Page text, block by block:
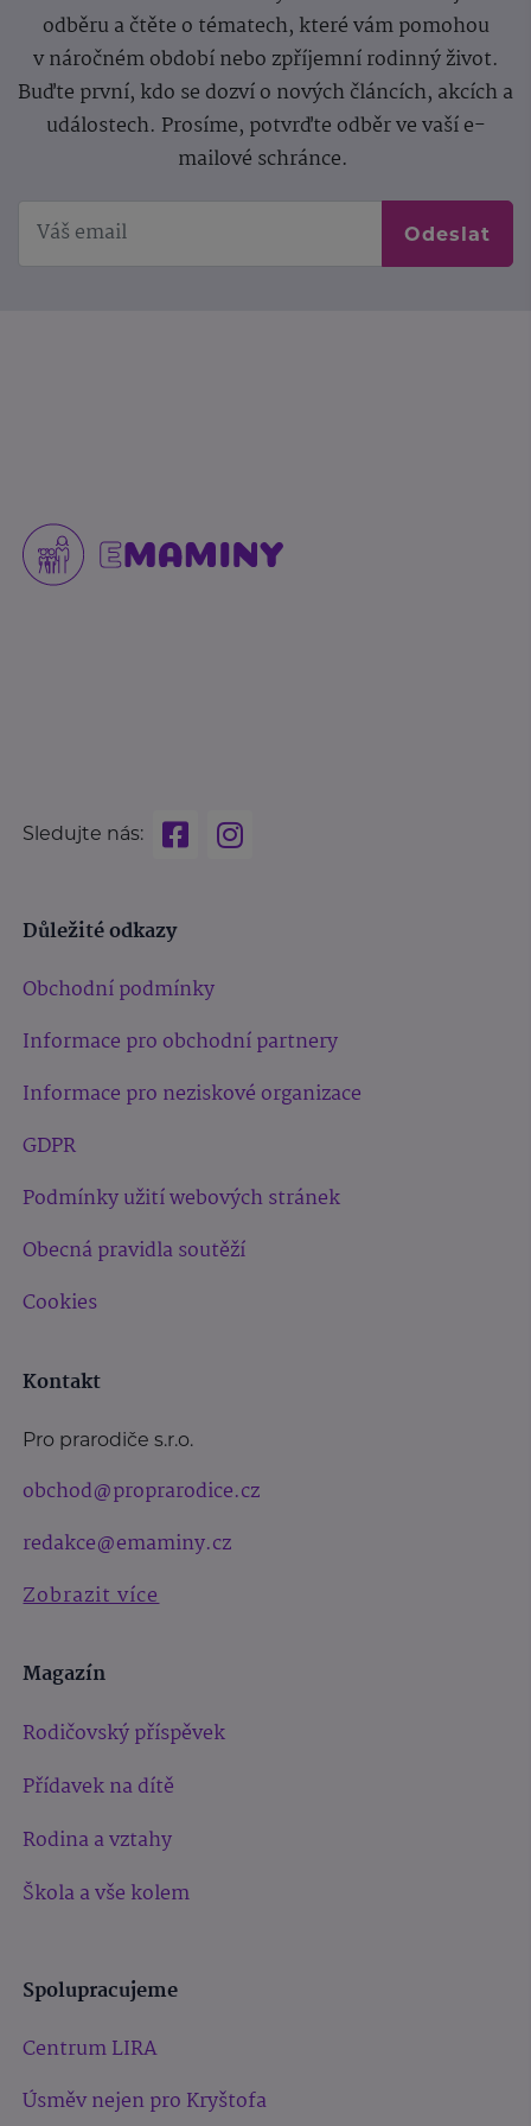
odběru a čtěte o tématech, které vám pomohou
v náročném období nebo zpříjemní rodinný život.
Buďte první, kdo se dozví o nových článcích, akcích a
událostech. Prosíme, potvrďte odběr ve vaší e-
mailové schránce.
Odeslat
Sledujte nás:
Důležité odkazy
Obchodní podmínky
Informace pro obchodní partnery
Informace pro neziskové organizace
GDPR
Podmínky užití webových stránek
Obecná pravidla soutěží
Cookies
Kontakt
Pro prarodiče s.r.o.
obchod@proprarodice.cz
redakce@emaminy.cz
Zobrazit více
Magazín
Rodičovský příspěvek
Přídavek na dítě
Rodina a vztahy
Škola a vše kolem
Spolupracujeme
Centrum LIRA
Úsměv nejen pro Kryštofa